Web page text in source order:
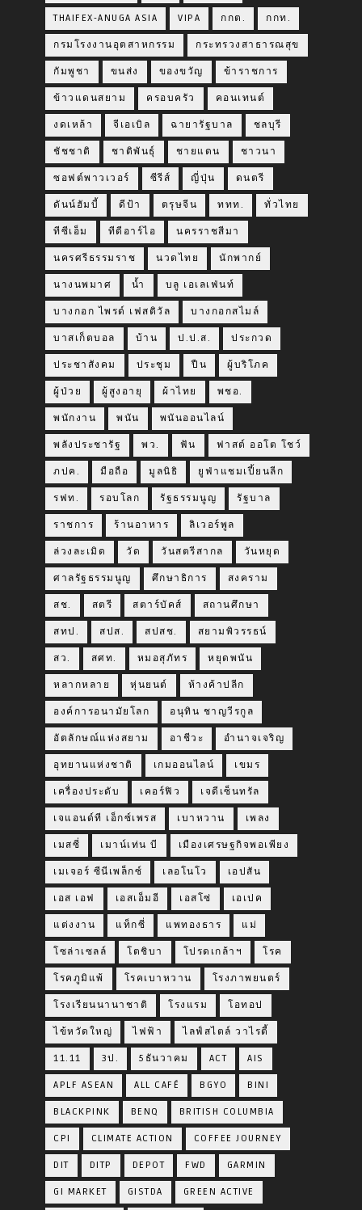
THAIFEX-ANUGA ASIA VIPA กกต. กกท.
กรมโรงงานอุตสาหกรรม กระทรวงสาธารณสุข
กัมพูชา ขนส่ง ของขวัญ ข้าราชการ
ข้าวแดนสยาม ครอบครัว คอนเทนต์
งดเหล้า จีเอเบิล ฉายารัฐบาล ชลบุรี
ชัชชาติ ชาติพันธุ์ ชายแดน ชาวนา
ซอฟต์พาวเวอร์ ซีรีส์ ญี่ปุ่น ดนตรี
ดันน์ฮัมบี้ ดีป้า ตรุษจีน ททท. ทั่วไทย
ทีซีเอ็ม ทีดีอาร์ไอ นครราชสีมา
นครศรีธรรมราช นวดไทย นักพากย์
นางนพมาศ น้ำ บลู เอเลเฟ่นท์
บางกอก ไพรด์ เฟสติวัล บางกอกสไมล์
บาสเก็ตบอล บ้าน ป.ป.ส. ประกวด
ประชาสังคม ประชุม ปืน ผู้บริโภค
ผู้ป่วย ผู้สูงอายุ ผ้าไทย พชอ.
พนักงาน พนัน พนันออนไลน์
พลังประชารัฐ พว. ฟัน ฟาสต์ ออโต โชว์
ภปค. มือถือ มูลนิธิ ยูฟ่าแชมเปี้ยนลีก
รฟท. รอบโลก รัฐธรรมนูญ รัฐบาล
ราชการ ร้านอาหาร ลิเวอร์พูล
ล่วงละเมิด วัด วันสตรีสากล วันหยุด
ศาลรัฐธรรมนูญ ศึกษาธิการ สงคราม
สช. สตรี สตาร์บัคส์ สถานศึกษา
สทป. สปส. สปสช. สยามพิวรรธน์
สว. สศท. หมอสุภัทร หยุดพนัน
หลากหลาย หุ่นยนต์ ห้างค้าปลีก
องค์การอนามัยโลก อนุทิน ชาญวีรกูล
อัตลักษณ์แห่งสยาม อาชีวะ อำนาจเจริญ
อุทยานแห่งชาติ เกมออนไลน์ เขมร
เครื่องประดับ เคอร์ฟิว เจดีเซ็นทรัล
เจแอนด์ที เอ็กซ์เพรส เบาหวาน เพลง
เมสซี่ เมาน์เท่น บี เมืองเศรษฐกิจพอเพียง
เมเจอร์ ซีนีเพล็กซ์ เลอโนโว เอปสัน
เอส เอฟ เอสเอ็มอี เอสโซ่ เอเปค
แต่งงาน แท็กซี่ แพทองธาร แม่
โซล่าเซลล์ โตชิบา โปรดเกล้าฯ โรค
โรคภูมิแพ้ โรคเบาหวาน โรงภาพยนตร์
โรงเรียนนานาชาติ โรงแรม โอทอป
ไข้หวัดใหญ่ ไฟฟ้า ไลฟ์สไตล์ วาไรตี้
11.11 3ป. 5ธันวาคม ACT AIS
APLF ASEAN ALL CAFÉ BGYO BINI
BLACKPINK BENQ BRITISH COLUMBIA
CPI CLIMATE ACTION COFFEE JOURNEY
DIT DITP DEPOT FWD GARMIN
GI MARKET GISTDA GREEN ACTIVE